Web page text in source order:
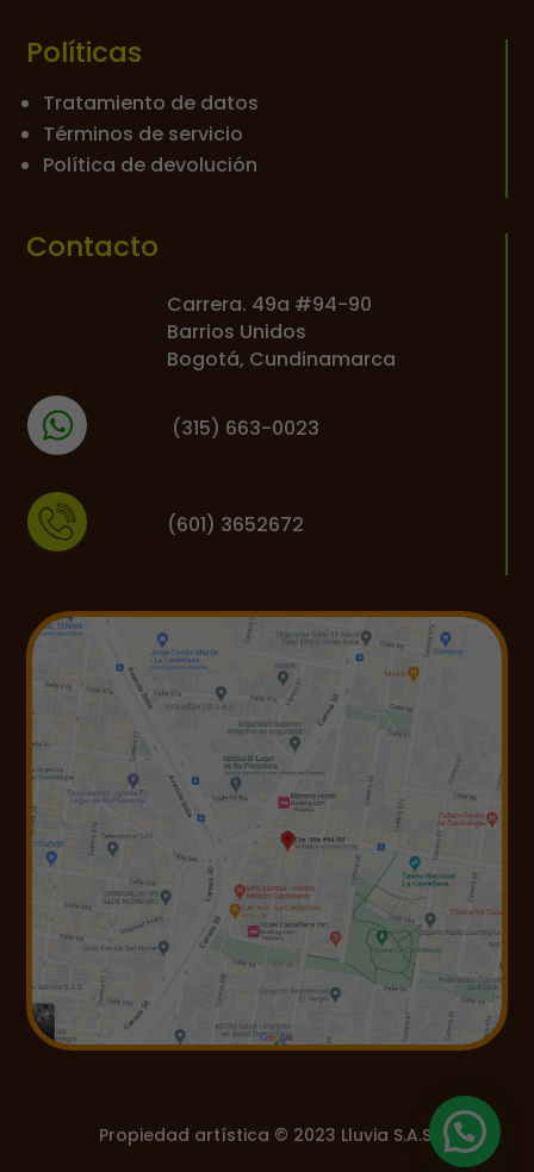
Políticas
Tratamiento de datos
Términos de servicio
Política de devolución
Contacto
Carrera. 49a #94-90
Barrios Unidos
Bogotá, Cundinamarca
(315) 663-0023
(601) 3652672
Propiedad artística © 2023 Lluvia S.A.S.